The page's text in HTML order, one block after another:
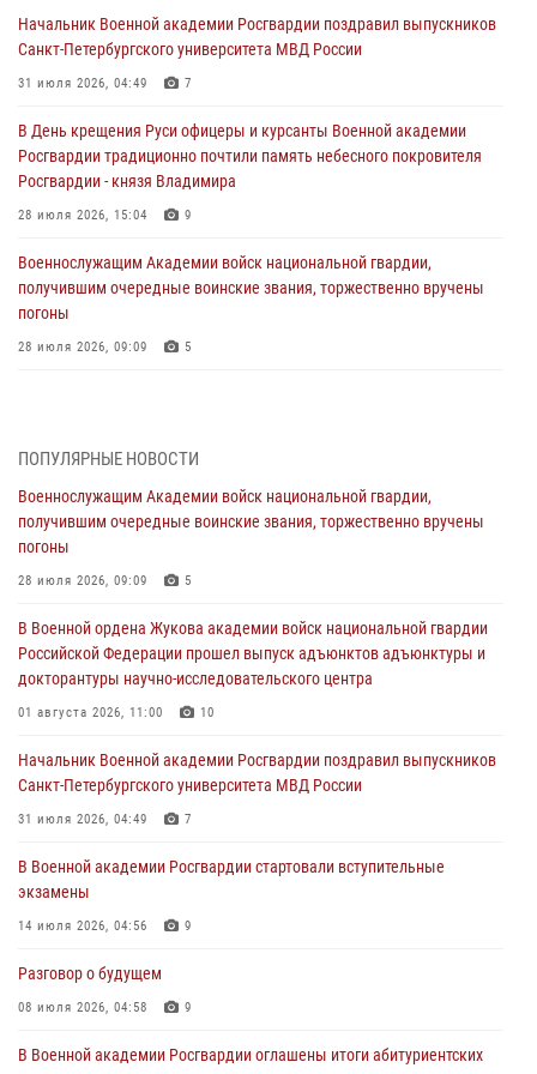
Начальник Военной академии Росгвардии поздравил выпускников
Санкт-Петербургского университета МВД России
31 июля 2026, 04:49 7
В День крещения Руси офицеры и курсанты Военной академии
Росгвардии традиционно почтили память небесного покровителя
Росгвардии - князя Владимира
28 июля 2026, 15:04 9
Военнослужащим Академии войск национальной гвардии,
получившим очередные воинские звания, торжественно вручены
погоны
28 июля 2026, 09:09 5
27 июля 2026, 14:49 7
Военная академия информирует!
23 июля 2026, 04:51
Курсант Военной академии войск национальной гвардии принял
22 июля 2026, 09:41
Мастер‑класс по стрельбе: точность, тактика, профессионализм
20 июля 2026, 11:17 8
108 лет со дня образования подразделений связи войск
ПОПУЛЯРНЫЕ НОВОСТИ
Военнослужащим Академии войск национальной гвардии,
получившим очередные воинские звания, торжественно вручены
погоны
28 июля 2026, 09:09 5
В Военной ордена Жукова академии войск национальной гвардии
Российской Федерации прошел выпуск адъюнктов адъюнктуры и
докторантуры научно-исследовательского центра
01 августа 2026, 11:00 10
Начальник Военной академии Росгвардии поздравил выпускников
Санкт-Петербургского университета МВД России
31 июля 2026, 04:49 7
В Военной академии Росгвардии стартовали вступительные
экзамены
14 июля 2026, 04:56 9
Разговор о будущем
08 июля 2026, 04:58 9
В Военной академии Росгвардии оглашены итоги абитуриентских